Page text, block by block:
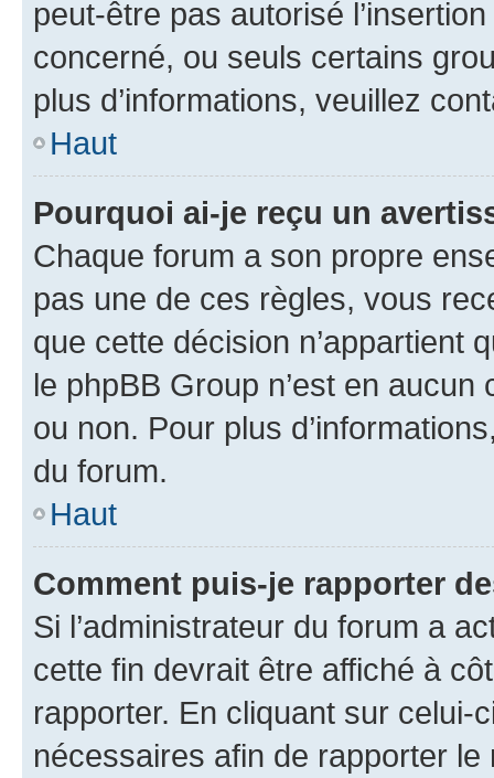
peut-être pas autorisé
concerné, ou seuls certains
plus d’informations, veuillez
Haut
Pourquoi ai-je reçu un
Chaque forum a son propre
pas une de ces règles, vous
que cette décision n’appartient
le phpBB Group n’est en
ou non. Pour plus
du forum.
Haut
Comment puis-je rapporter
Si l’administrateur du forum a
cette fin devrait être affiché à
rapporter. En cliquant sur
nécessaires afin de rapporter le